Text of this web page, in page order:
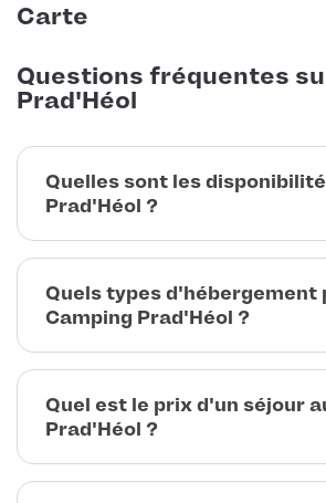
Carte
Questions fréquentes
Prad'Héol
Quelles sont les
Prad'Héol ?
Quels types d'hébergement
Camping Prad'Héol ?
Quel est le prix d'un séjour
Prad'Héol ?